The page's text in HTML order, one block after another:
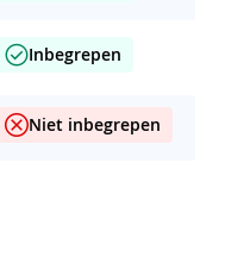
Inbegrepen
Niet inbegrepen